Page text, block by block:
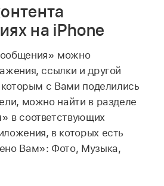
на iPhone
можно
ссылки и другой
которым с Вами поделились
можно найти в разделе
в соответствующих
в которых есть
Вам»: Фото, Музыка,